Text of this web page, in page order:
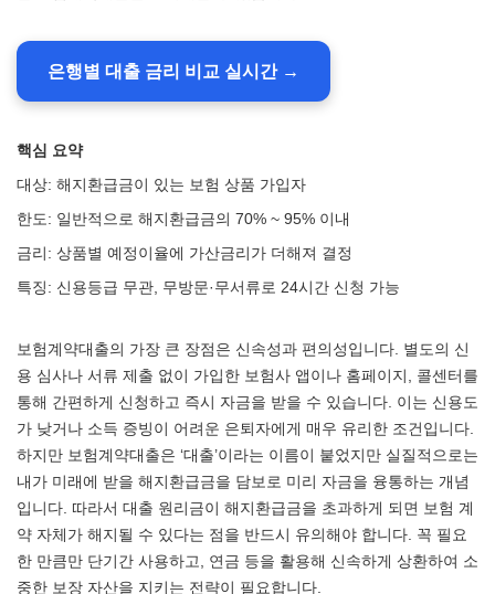
은행별 대출 금리 비교 실시간 →
핵심 요약
대상: 해지환급금이 있는 보험 상품 가입자
한도: 일반적으로 해지환급금의 70% ~ 95% 이내
금리: 상품별 예정이율에 가산금리가 더해져 결정
특징: 신용등급 무관, 무방문·무서류로 24시간 신청 가능
보험계약대출의 가장 큰 장점은 신속성과 편의성입니다. 별도의 신
용 심사나 서류 제출 없이 가입한 보험사 앱이나 홈페이지, 콜센터를
통해 간편하게 신청하고 즉시 자금을 받을 수 있습니다. 이는 신용도
가 낮거나 소득 증빙이 어려운 은퇴자에게 매우 유리한 조건입니다.
하지만 보험계약대출은 ‘대출’이라는 이름이 붙었지만 실질적으로는
내가 미래에 받을 해지환급금을 담보로 미리 자금을 융통하는 개념
입니다. 따라서 대출 원리금이 해지환급금을 초과하게 되면 보험 계
약 자체가 해지될 수 있다는 점을 반드시 유의해야 합니다. 꼭 필요
한 만큼만 단기간 사용하고, 연금 등을 활용해 신속하게 상환하여 소
중한 보장 자산을 지키는 전략이 필요합니다.